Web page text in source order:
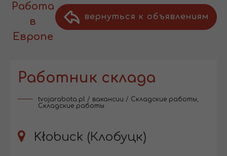
вернуться к объявлениям
Работа
в
Европе
Работник склада
tvojarabota.pl / вакансии / Складские работы,
Складские работы
Kłobuck (Клобуцк)